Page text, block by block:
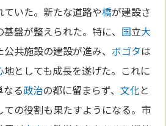
ていた。新たな道路や橋が建設さ
盤が整えられた。特に、 国立大
共施設の建設が進み、 ボゴタは
地としても成長を遂げた。これに
なる政治の都に留まらず、文化と
ての役割も果たすようになる。市